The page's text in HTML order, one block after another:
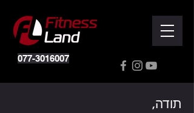
077-3016007
תודה,